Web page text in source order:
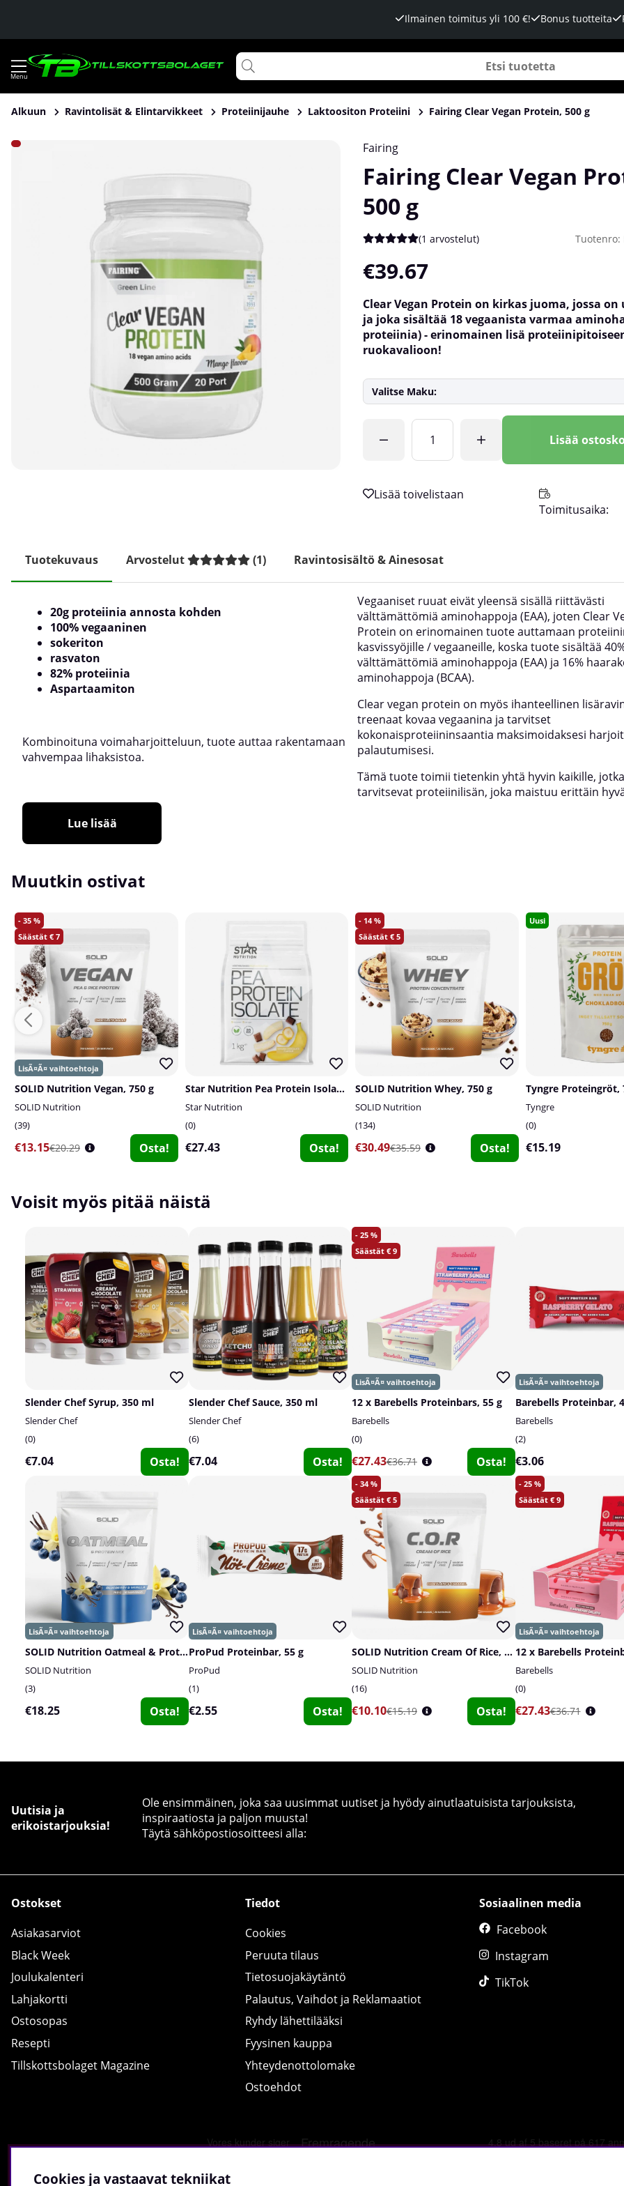
Ilmainen toimitus yli 100 €! Bonus tuotteita
Alkuun Ravintolisät & Elintarvikkeet Proteiinijauhe Laktoositon Proteiini Fairing Clear Vegan Protein, 500 g
Tuotekuvat Fairing Clear Vegan Protein, 500 g Fairing
Fairing Clear Vegan
500 g
Keskiarvoluokitus 5 / 5 Arvioiden määrä 1
(1 arvostelut) Tuotenro:
€39.67
Clear Vegan Protein on kirkas juoma, jossa on
ja joka sisältää 18 vegaanista varmaa
proteiinia) - erinomainen lisä
ruokavalioon!
Valitse Maku:
Lisää
Toimitusaika:
Tuotekuvaus Arvostelut (1) Ravintosisältö & Ainesosat
20g proteiinia annosta kohden
100% vegaaninen
sokeriton
rasvaton
82% proteiinia
Aspartaamiton
Kombinoituna voimaharjoitteluun, tuote auttaa rakentamaan
vahvempaa lihaksistoa.
Vegaaniset ruuat eivät yleensä sisällä riittävästi
välttämättömiä aminohappoja (EAA), joten Clear
Protein on erinomainen tuote auttamaan
kasvissyöjille / vegaaneille, koska tuote sisältää
välttämättömiä aminohappoja (EAA) ja 16%
aminohappoja (BCAA).
Clear vegan protein on myös ihanteellinen
treenaat kovaa vegaanina ja tarvitset
kokonaisproteiininsaantia maksimoidaksesi
palautumisesi.
Tämä tuote toimii tietenkin yhtä hyvin kaikille, jotka
tarvitsevat proteiinilisän, joka maistuu erittäin
Lue lisää
Muutkin ostivat
35
7
SOLID Nutrition Vegan, 750 g
SOLID Nutrition
39
€13.15€20.29 Osta!
Star Nutrition Pea Protein Isolate, 1 kg
Star Nutrition
0
€27.43 Osta!
14
5
SOLID Nutrition Whey, 750 g
SOLID Nutrition
134
€30.49€35.59 Osta!
Uusi
Tyngre Proteingröt,
Tyngre
0
€15.19
Voisit myös pitää näistä
Slender Chef Syrup, 350 ml
Slender Chef
0
€7.04 Osta!
Slender Chef Sauce, 350 ml
Slender Chef
6
€7.04 Osta!
25
9
12 x Barebells Proteinbars, 55 g
Barebells
0
€27.43€36.71 Osta!
Barebells Proteinbar,
Barebells
2
€3.06
SOLID Nutrition Oatmeal & Protein Mix, 750 g
SOLID Nutrition
3
€18.25 Osta!
ProPud Proteinbar, 55 g
ProPud
1
€2.55 Osta!
34
5
SOLID Nutrition Cream Of Rice, 1 kg
SOLID Nutrition
16
€10.10€15.19 Osta!
25
9
12 x Barebells
Barebells
0
€27.43€36.71
Uutisia ja
erikoistarjouksia!
Ole ensimmäinen, joka saa uusimmat uutiset ja hyödy ainutlaatuisista tarjouksista,
inspiraatiosta ja paljon muusta!
Täytä sähköpostiosoitteesi alla:
Ostokset
Asiakasarviot
Black Week
Joulukalenteri
Lahjakortti
Ostosopas
Resepti
Tillskottsbolaget Magazine
Tiedot
Cookies
Peruuta tilaus
Tietosuojakäytäntö
Palautus, Vaihdot ja Reklamaatiot
Ryhdy lähettilääksi
Fyysinen kauppa
Yhteydenottolomake
Ostoehdot
Sosiaalinen media
Facebook
Instagram
TikTok
Cookies ja vastaavat tekniikat